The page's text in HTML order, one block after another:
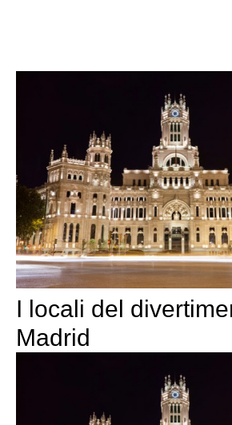
I locali del
Madrid